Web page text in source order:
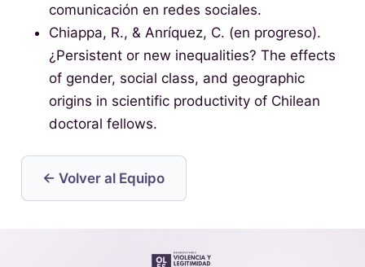
comunicación en redes sociales.
Chiappa, R., & Anríquez, C. (en progreso).
¿Persistent or new inequalities? The effects
of gender, social class, and geographic
origins in scientific productivity of Chilean
doctoral fellows.
← Volver al Equipo